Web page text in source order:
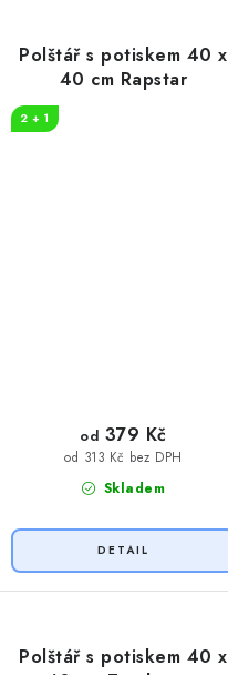
Polštář s potiskem 40 x
40 cm Rapstar
2 + 1
Skladem
od 313 Kč bez DPH
od 379 Kč
Polštář s potiskem 40 x